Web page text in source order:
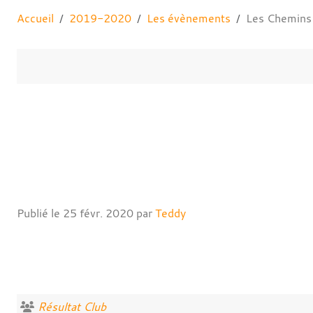
Accueil 2019-2020 Les évènements Les
Publié le 25 févr. 2020 parTeddy
Résultat Club